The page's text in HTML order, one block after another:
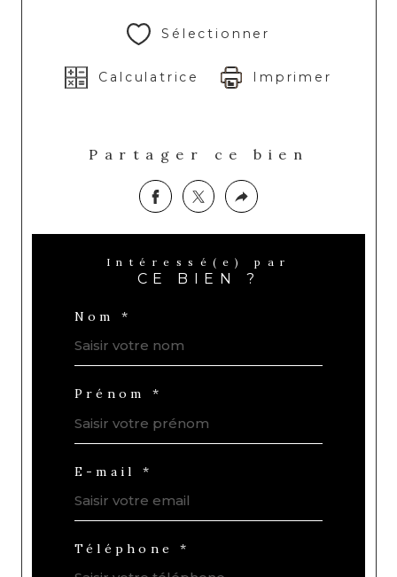
Sélectionner
Calculatrice Imprimer
Partager ce bien
Intéressé(e) par
CE BIEN ?
Nom *
Prénom *
E-mail *
Téléphone *